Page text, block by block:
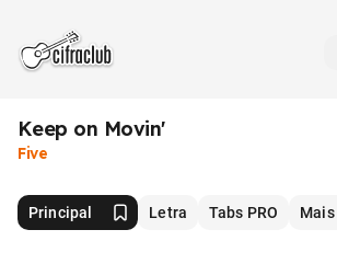
Keep on Movin'
Five
Principal Letra Tabs PRO Mais